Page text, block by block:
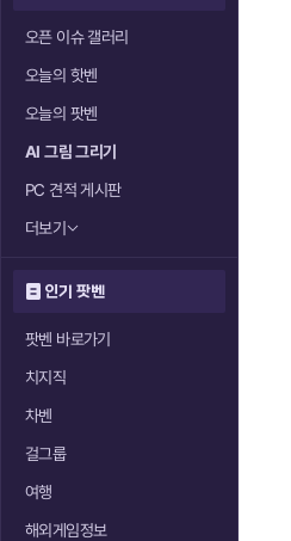
오픈 이슈 갤러리
오늘의 핫벤
오늘의 팟벤
AI 그림 그리기
PC 견적 게시판
더보기
인기 팟벤
팟벤 바로가기
치지직
차벤
걸그룹
여행
해외게임정보